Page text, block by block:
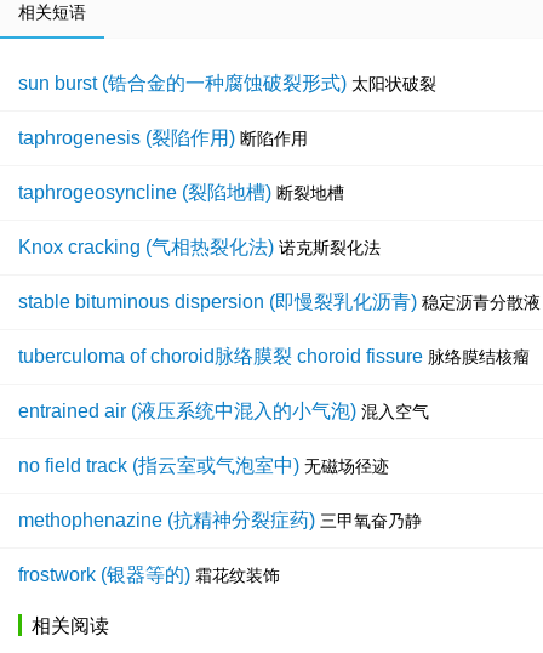
相关短语
sun burst (锆合金的一种腐蚀破裂形式) 太阳状破裂
taphrogenesis (裂陷作用) 断陷作用
taphrogeosyncline (裂陷地槽) 断裂地槽
Knox cracking (气相热裂化法) 诺克斯裂化法
stable bituminous dispersion (即慢裂乳化沥青) 稳定沥青分散液
tuberculoma of choroid脉络膜裂 choroid fissure 脉络膜结核瘤
entrained air (液压系统中混入的小气泡) 混入空气
no field track (指云室或气泡室中) 无磁场径迹
methophenazine (抗精神分裂症药) 三甲氧奋乃静
frostwork (银器等的) 霜花纹装饰
相关阅读